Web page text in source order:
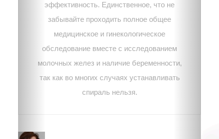
эффективность. Единственное, что не
забывайте проходить полное общее
медицинское и гинекологическое
обследование вместе с исследованием
молочных желез и наличие беременности,
так как во многих случаях устанавливать
спираль нельзя.